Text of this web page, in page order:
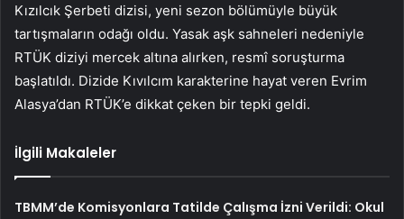
Kızılcık Şerbeti dizisi, yeni sezon bölümüyle büyük
tartışmaların odağı oldu. Yasak aşk sahneleri nedeniyle
RTÜK diziyi mercek altına alırken, resmî soruşturma
başlatıldı. Dizide Kıvılcım karakterine hayat veren Evrim
Alasya’dan RTÜK’e dikkat çeken bir tepki geldi.
İlgili Makaleler
TBMM’de Komisyonlara Tatilde Çalışma İzni Verildi: Okul